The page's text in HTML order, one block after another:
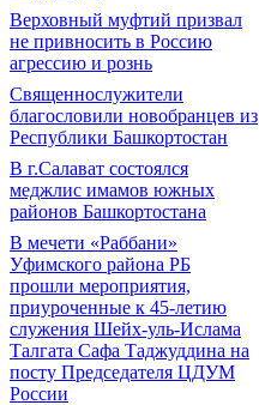
Верховный муфтий призвал
не привносить в Россию
агрессию и рознь
Священнослужители
благословили новобранцев из
Республики Башкортостан
В г.Салават состоялся
меджлис имамов южных
районов Башкортостана
В мечети «Раббани»
Уфимского района РБ
прошли мероприятия,
приуроченные к 45-летию
служения Шейх-уль-Ислама
Талгата Сафа Таджуддина на
посту Председателя ЦДУМ
России